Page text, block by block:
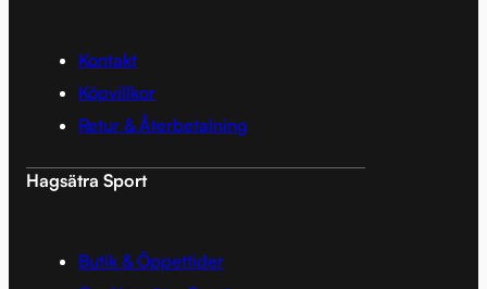
Kontakt
Köpvillkor
Retur & Återbetalning
Hagsätra Sport
Butik & Öppettider